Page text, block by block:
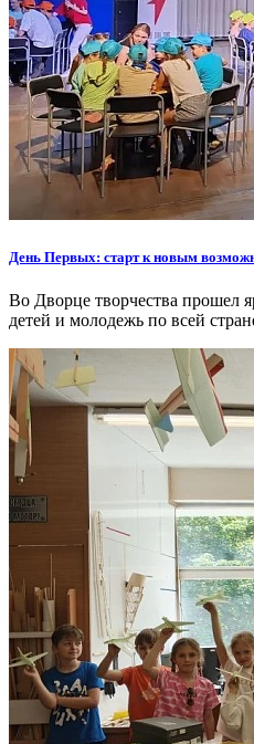
День Первых: старт к новым
Во Дворце творчества прошел
детей и молодежь по всей